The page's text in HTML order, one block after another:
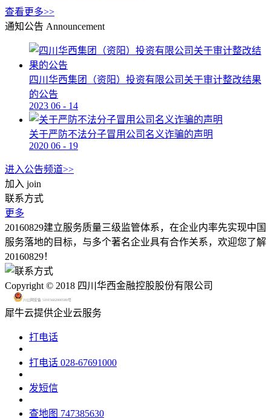
查看更多>>
通知公告 Announcement
四川华西集团（资阳）投资有限公司关于审计整改结果
的公告
2023 06 - 14
关于严防不法分子冒用公司名义诈骗的声明
2020 06 - 19
进入公告频道>>
加入 join
联系方式
更多
20160829建立服务质量三级监管体系，在企业内率先实现中国
服务落地的目标，与多个著名企业具有合作关系，欢迎您了解
20160829！
Copyright © 2018 四川华西金融控股股份有限公司
川公网安备 51015602000580号
犀牛云提供企业云服务
打电话
打电话 028-67691000
发短信
查地图 747385630